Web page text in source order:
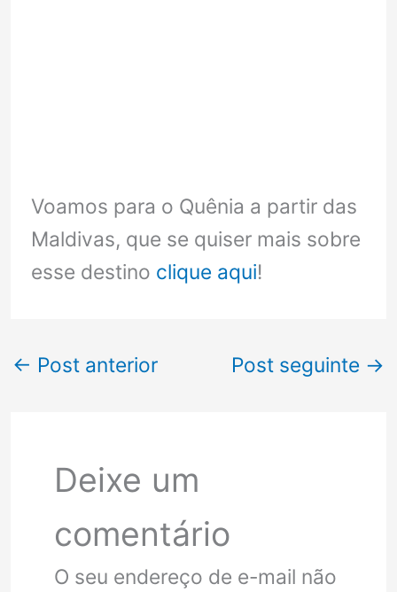
Voamos para o Quênia a partir das
Maldivas, que se quiser mais sobre
esse destino clique aqui!
← Post anterior Post seguinte →
Deixe um
comentário
O seu endereço de e-mail não